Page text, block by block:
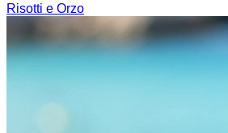
Risotti e Orzo